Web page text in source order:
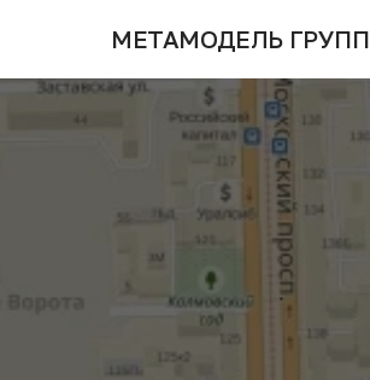
МЕТАМОДЕЛЬ ГРУПП